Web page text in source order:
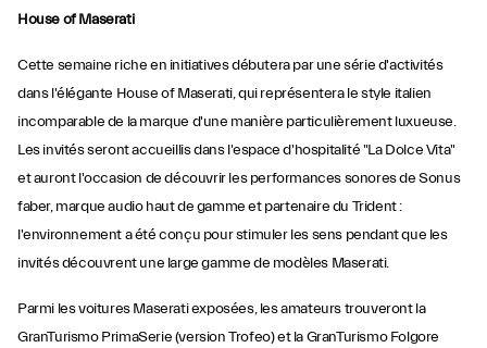
House of Maserati
Cette semaine riche en initiatives débutera par une série d'activités
dans l'élégante House of Maserati, qui représentera le style italien
incomparable de la marque d'une manière particulièrement luxueuse.
Les invités seront accueillis dans l'espace d'hospitalité "La Dolce Vita"
et auront l'occasion de découvrir les performances sonores de Sonus
faber, marque audio haut de gamme et partenaire du Trident :
l'environnement a été conçu pour stimuler les sens pendant que les
invités découvrent une large gamme de modèles Maserati.
Parmi les voitures Maserati exposées, les amateurs trouveront la
GranTurismo PrimaSerie (version Trofeo) et la GranTurismo Folgore